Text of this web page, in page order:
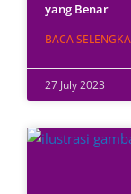
yang Benar
BACA
27 July 2023